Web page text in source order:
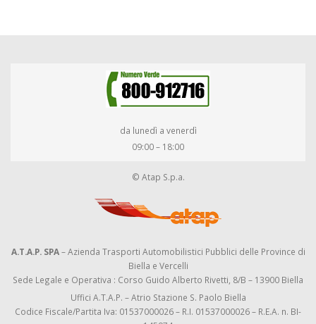
da lunedì a venerdì
09:00 – 18:00
© Atap S.p.a.
A.T.A.P. SPA– Azienda Trasporti Automobilistici Pubblici delle Province di
Biella e Vercelli
Sede Legale e Operativa : Corso Guido Alberto Rivetti, 8/B – 13900 Biella
Uffici A.T.A.P. – Atrio Stazione S. Paolo Biella
Codice Fiscale/Partita Iva: 01537000026 – R.I. 01537000026 – R.E.A. n. BI-